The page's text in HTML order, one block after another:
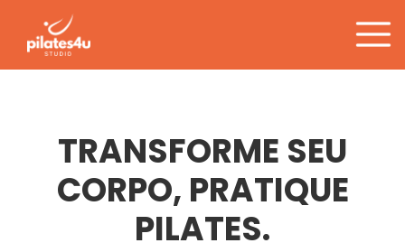
conteúdo
Tag:
TRANSFORME SEU
CORPO, PRATIQUE
PILATES.